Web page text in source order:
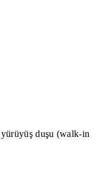
yürüyüş duşu (walk-in